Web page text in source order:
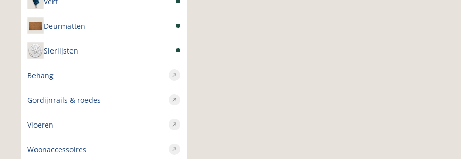
Deurmatten
Sierlijsten
Behang
Gordijnrails & roedes
Vloeren
Woonaccessoires